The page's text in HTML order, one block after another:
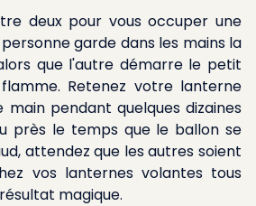
deux pour vous occuper une
garde dans les mains la
que l'autre démarre le petit
Retenez votre lanterne
pendant quelques dizaines
près le temps que le ballon se
attendez que les autres soient
vos lanternes volantes tous
magique.